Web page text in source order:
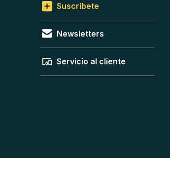
Suscríbete
Newsletters
Servicio al cliente